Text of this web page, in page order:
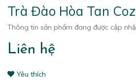
Trà Đào Hòa Tan
Thông tin sản phẩm đang được cập
Liên hệ
Yêu thích